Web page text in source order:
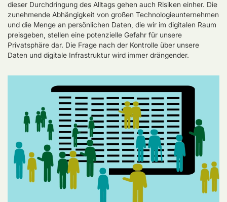
dieser Durchdringung des Alltags gehen auch Risiken einher. Die
zunehmende Abhängigkeit von großen Technologieunternehmen
und die Menge an persönlichen Daten, die wir im digitalen Raum
preisgeben, stellen eine potenzielle Gefahr für unsere
Privatsphäre dar. Die Frage nach der Kontrolle über unsere
Daten und digitale Infrastruktur wird immer drängender.